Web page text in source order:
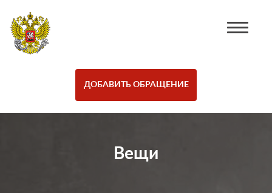
ДОБАВИТЬ ОБРАЩЕНИЕ
Вещи